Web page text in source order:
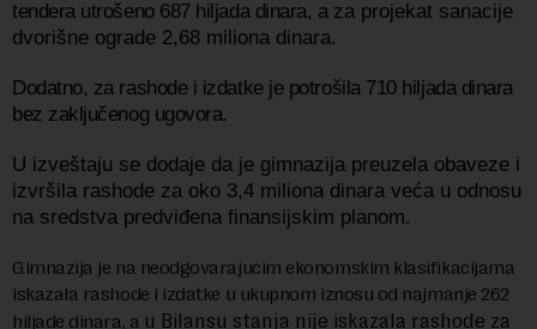
tendera utrošeno 687 hiljada dinara, a za projekat sanacije
dvorišne ograde 2,68 miliona dinara.
Dodatno, za rashode i izdatke je potrošila 710 hiljada dinara
bez zaključenog ugovora.
U izveštaju se dodaje da je gimnazija preuzela obaveze i
izvršila rashode za oko 3,4 miliona dinara veća u odnosu
na sredstva predviđena finansijskim planom.
Gimnazija je na neodgovarajućim ekonomskim klasifikacijama
iskazala rashode i izdatke u ukupnom iznosu od najmanje 262
hiljade dinara, a u Bilansu stanja nije iskazala rashode za